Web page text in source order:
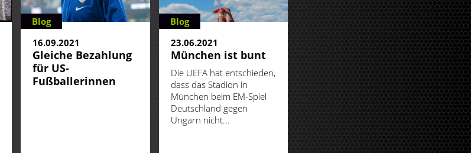
Blog
16.09.2021
Gleiche Bezahlung
für US-
Fußballerinnen
Blog
23.06.2021
München ist bunt
Die UEFA hat entschieden,
dass das Stadion in
München beim EM-Spiel
Deutschland gegen
Ungarn nicht...